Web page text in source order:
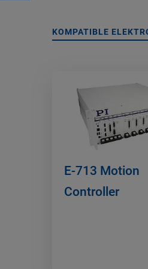
KOMPATIBLE
E-713 Motion
Controller